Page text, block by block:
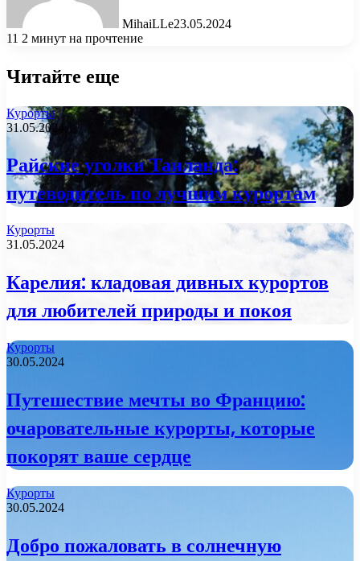
MihaiLLe23.05.2024
11 2 минут на прочтение
Читайте еще
Курорты
31.05.2024
Райские уголки Таиланда:
путеводитель по лучшим курортам
Курорты
31.05.2024
Карелия: кладовая дивных курортов
для любителей природы и покоя
Курорты
30.05.2024
Путешествие мечты во Францию:
очаровательные курорты, которые
покорят ваше сердце
Курорты
30.05.2024
Добро пожаловать в солнечную